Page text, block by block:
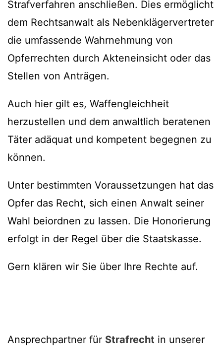
Strafverfahren anschließen. Dies ermöglicht
dem Rechtsanwalt als Nebenklägervertreter
die umfassende Wahrnehmung von
Opferrechten durch Akteneinsicht oder das
Stellen von Anträgen.
Auch hier gilt es, Waffengleichheit
herzustellen und dem anwaltlich beratenen
Täter adäquat und kompetent begegnen zu
können.
Unter bestimmten Voraussetzungen hat das
Opfer das Recht, sich einen Anwalt seiner
Wahl beiordnen zu lassen. Die Honorierung
erfolgt in der Regel über die Staatskasse.
Gern klären wir Sie über Ihre Rechte auf.
Ansprechpartner für Strafrecht in unserer